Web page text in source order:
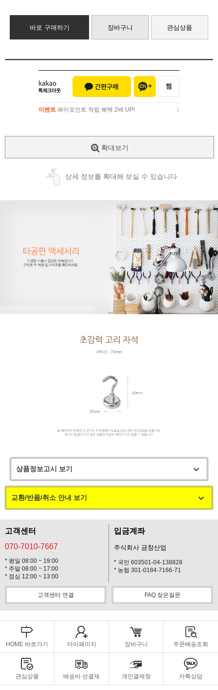
바로 구매하기 장바구니 관심상품
이벤트 페이포인트 적립 혜택 2배 UP!
확대보기
상세 정보를 확대해 보실 수 있습니다
상품정보고시 보기
교환/반품/취소 안내 보기
고객센터
070-7010-7667
* 평일 08:00 ~ 19:00
* 주말 08:00 ~ 17:00
* 점심 12:00 ~ 13:00
입금계좌
주식회사 금창산업
* 국민 603501-04-138828
* 농협 301-0184-7166-71
고객센터 연결 FAQ 잦은질문
HOME 바로가기 마이페이지 장바구니 주문배송조회
관심상품 배송비 선결제 개인결제창 카톡상담